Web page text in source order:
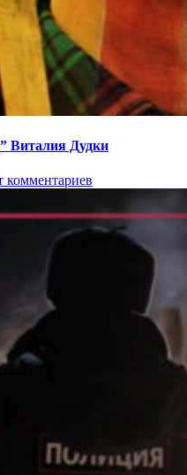
Виталия Дудки
комментариев